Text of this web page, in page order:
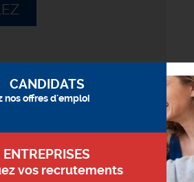
CANDIDATS
nos offres d'emploi
ENTREPRISES
vos recrutements